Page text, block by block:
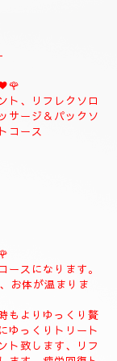
コース
コース
トメントコース
リフレクソロジー
ージ＆パックよむ
コース
ト、リフレクソロ
サージ＆パックソ
コース